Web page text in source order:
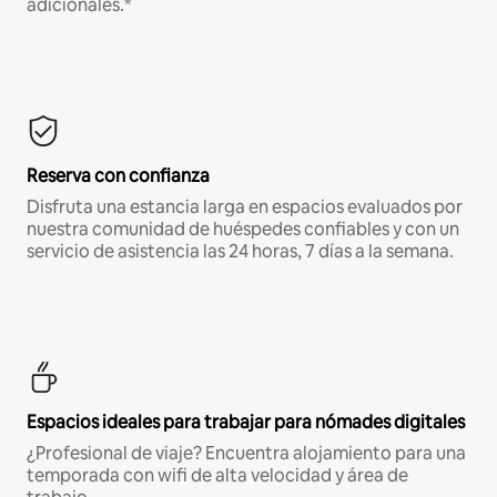
adicionales.*
Reserva con confianza
Disfruta una estancia larga en espacios evaluados por
nuestra comunidad de huéspedes confiables y con un
servicio de asistencia las 24 horas, 7 días a la semana.
Espacios ideales para trabajar para nómades digitales
¿Profesional de viaje? Encuentra alojamiento para una
temporada con wifi de alta velocidad y área de